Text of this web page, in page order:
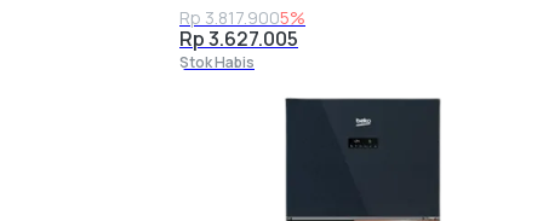
Rp 3.817.9005%
Rp 3.627.005
Stok Habis